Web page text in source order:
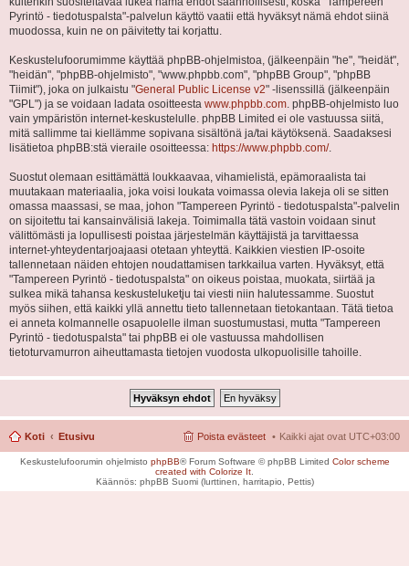
Pyrintö - tiedotuspalsta"-palvelun käyttö vaatii että hyväksyt nämä ehdot siinä
muodossa, kuin ne on päivitetty tai korjattu.
Keskustelufoorumimme käyttää phpBB-ohjelmistoa, (jälkeenpäin "he", "heidät",
"heidän", "phpBB-ohjelmisto", "www.phpbb.com", "phpBB Group", "phpBB
Tiimit"), joka on julkaistu "General Public License v2" -lisenssillä (jälkeenpäin
"GPL") ja se voidaan ladata osoitteesta www.phpbb.com. phpBB-ohjelmisto luo
vain ympäristön internet-keskustelulle. phpBB Limited ei ole vastuussa siitä,
mitä sallimme tai kiellämme sopivana sisältönä ja/tai käytöksenä. Saadaksesi
lisätietoa phpBB:stä vieraile osoitteessa: https://www.phpbb.com/.
Suostut olemaan esittämättä loukkaavaa, vihamielistä, epämoraalista tai
muutakaan materiaalia, joka voisi loukata voimassa olevia lakeja oli se sitten
omassa maassasi, se maa, johon "Tampereen Pyrintö - tiedotuspalsta"-palvelin
on sijoitettu tai kansainvälisiä lakeja. Toimimalla tätä vastoin voidaan sinut
välittömästi ja lopullisesti poistaa järjestelmän käyttäjistä ja tarvittaessa
internet-yhteydentarjoajaasi otetaan yhteyttä. Kaikkien viestien IP-osoite
tallennetaan näiden ehtojen noudattamisen tarkkailua varten. Hyväksyt, että
"Tampereen Pyrintö - tiedotuspalsta" on oikeus poistaa, muokata, siirtää ja
sulkea mikä tahansa keskusteluketju tai viesti niin halutessamme. Suostut
myös siihen, että kaikki yllä annettu tieto tallennetaan tietokantaan. Tätä tietoa
ei anneta kolmannelle osapuolelle ilman suostumustasi, mutta "Tampereen
Pyrintö - tiedotuspalsta" tai phpBB ei ole vastuussa mahdollisen
tietoturvamurron aiheuttamasta tietojen vuodosta ulkopuolisille tahoille.
Koti Etusivu Kaikki ajat ovat UTC+03:00
Poista evästeet
Keskustelufoorumin ohjelmisto phpBB® Forum Software © phpBB Limited Color scheme
created with Colorize It
Käännös: phpBB Suomi (lurttinen, harritapio, Pettis)